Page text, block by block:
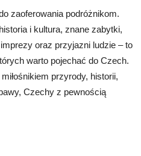
zaoferowania podróżnikom.
i kultura, znane zabytki,
oraz przyjazni ludzie – to
warto pojechać do Czech.
przyrody, historii,
Czechy z pewnością